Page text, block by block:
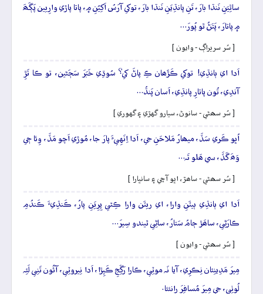
ساٿِيَنِ نَنڌا بارَ، تَنِ پانڌِيَنِ نَنڌا بارَ، توکي آرَسُ اَکِيُنِ ۾، پاتا پاڙي وارِيين پَڳَھَ
۾ پاتارَ، پَتَڻُ ٿو پُورَ…
[ سُر سريراڳ - وايون ]
اَدا اي ٻانڌِي! توکي ڪَڙَھان ڪِ پاڻَ کي؟ سُوڌِي خَبَرَ سَڄَڻين، تو ڪا تَڙِ
آندِي، تُون پاتارِ پانڌِي، اَسان پَنڌُ…
[ سُر سھڻي - سانوڻ، سيارو گهڙي ۽ گهوري ]
اُڀو ڪَري سَڏَ، ميھارُ مَلاحَنِ جي، اَدا اِنَهِيءَ پارَ جا، مُوڙي اَچو مَڏَ، وِئا جٖي
وَھَ گَڏَ، سي ھَلو تَہ…
[ سُر سھڻي - ساھڙ، اڀو آڇي ۽ سانڀارا ]
اَدا اي ٻانڌِي ٻيٽَنِ وارا، اي ريٽَن وارا ڪِٿي پِرِيَنِ پارُ، ڪَنڌِيءَ ڪَندُمِ
ڪارَڻِي، ساھَڙ ڄامُ سَتارُ، ساڻِي ٿيندو سِيرَ…
[ سُر سھڻي - وايون ]
مِيرَ مَدِينِئان نِڪرِي، آيا نَہ موٽِي، ڪارا رَڱِجِ ڪَپِڙا، اَدا نِيروٽِي، آئُون تَنِي لَئِہ
لُوٺِي، جي مِيرَ مُسافِرَ رانئئا.